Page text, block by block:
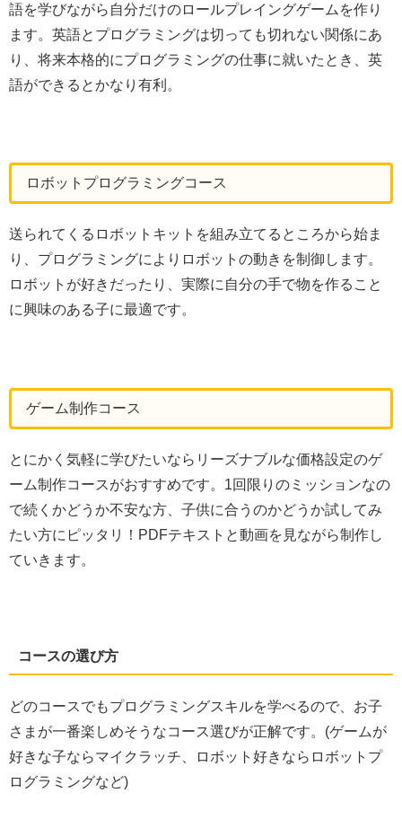
語を学びながら自分だけのロールプレイングゲームを作り
ます。英語とプログラミングは切っても切れない関係にあ
り、将来本格的にプログラミングの仕事に就いたとき、英
語ができるとかなり有利。
ロボットプログラミングコース
送られてくるロボットキットを組み立てるところから始ま
り、プログラミングによりロボットの動きを制御します。
ロボットが好きだったり、実際に自分の手で物を作ること
に興味のある子に最適です。
ゲーム制作コース
とにかく気軽に学びたいならリーズナブルな価格設定のゲ
ーム制作コースがおすすめです。1回限りのミッションなの
で続くかどうか不安な方、子供に合うのかどうか試してみ
たい方にピッタリ！PDFテキストと動画を見ながら制作し
ていきます。
コースの選び方
どのコースでもプログラミングスキルを学べるので、お子
さまが一番楽しめそうなコース選びが正解です。(ゲームが
好きな子ならマイクラッチ、ロボット好きならロボットプ
ログラミングなど)